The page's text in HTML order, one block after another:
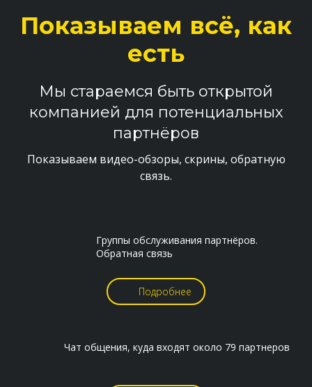
Показываем всё, как
есть
Мы стараемся быть открытой
компанией для потенциальных
партнёров
Показываем видео-обзоры, скрины, обратную
связь.
Группы обслуживания партнёров.
Обратная связь
Подробнее
Чат общения, куда входят около 79 партнеров